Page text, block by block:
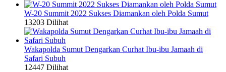
W-20 Summit 2022 Sukses Diamankan oleh Polda Sumut
13203 Dilihat
Wakapolda Sumut Dengarkan Curhat Ibu-ibu Jamaah di
Safari Subuh
12447 Dilihat